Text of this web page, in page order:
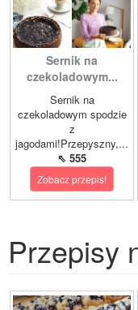
Sernik na
czekoladowym...
Sernik na
czekoladowym spodzie
z
jagodami!Przepyszny,...
⇖ 555
Zobacz przepis!
Przepisy